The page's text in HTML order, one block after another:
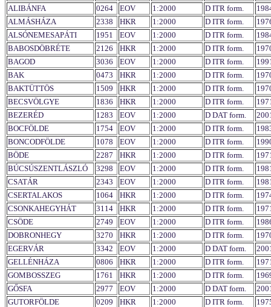
ALIBÁNFA 0264 EOV 1:2000 D ITR form.
ALMÁSHÁZA
2338 HKR 1:2000 D ITR form.
ALSÓNEMESAPÁTI
1951 EOV 1:2000 D ITR form.
BABOSDÖBRÉTE
2126 HKR 1:2000 D ITR form.
BAGOD
3036 EOV 1:2000 D ITR form.
BAK
0473 HKR 1:2000 D ITR form.
BAKTÜTTÖS
1509 HKR 1:2000 D ITR form.
BECSVÖLGYE
1836 HKR 1:2000 D ITR form.
BEZERÉD
1283 EOV 1:2000 D DAT form.
BOCFÖLDE
1754 EOV 1:2000 D ITR form.
BONCODFÖLDE
1078 EOV 1:2000 D ITR form.
BÖDE
2287 HKR 1:2000 D ITR form.
BÚCSÚSZENTLÁSZLÓ
3298 EOV 1:2000 D ITR form.
CSATÁR
2343 EOV 1:2000 D ITR form.
CSERTALAKOS
1064 HKR 1:2000 D ITR form.
CSONKAHEGYHÁT
3114 HKR 1:2000 D ITR form.
CSÖDE
2749 EOV 1:2000 D ITR form.
DOBRONHEGY
3270 HKR 1:2000 D ITR form.
EGERVÁR
3342 EOV 1:2000 D DAT form.
GELLÉNHÁZA
0806 HKR 1:2000 D ITR form.
GOMBOSSZEG
1761 HKR 1:2000 D ITR form.
GŐSFA
2977 EOV 1:2000 D DAT form.
GUTORFÖLDE
0209 HKR 1:2000 D ITR form.